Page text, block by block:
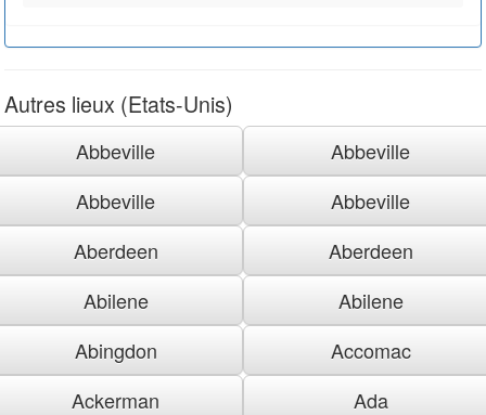
Autres lieux (Etats-Unis)
Abbeville
Abbeville
Abbeville
Abbeville
Aberdeen
Aberdeen
Abilene
Abilene
Abingdon
Accomac
Ackerman
Ada